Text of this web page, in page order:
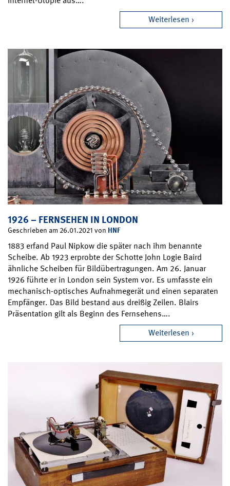
Weiterlesen
1926 – FERNSEHEN IN LONDON
Geschrieben am 26.01.2021 von HNF
1883 erfand Paul Nipkow die später nach ihm benannte
Scheibe. Ab 1923 erprobte der Schotte John Logie Baird
ähnliche Scheiben für Bildübertragungen. Am 26. Januar
1926 führte er in London sein System vor. Es umfasste ein
mechanisch-optisches Aufnahmegerät und einen separaten
Empfänger. Das Bild bestand aus dreißig Zeilen. Blairs
Präsentation gilt als Beginn des Fernsehens….
Weiterlesen